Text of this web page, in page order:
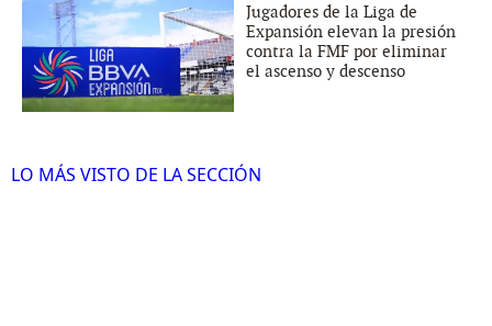
Jugadores de la Liga de
Expansión elevan la presión
contra la FMF por eliminar
el ascenso y descenso
LO MÁS VISTO DE LA SECCIÓN